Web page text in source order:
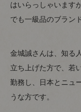
はいらっしゃいます
でも一級品のブラン
金城誠さんは、知る
立ち上げた方で、若
勤務し、日本とニュ
うな方です。